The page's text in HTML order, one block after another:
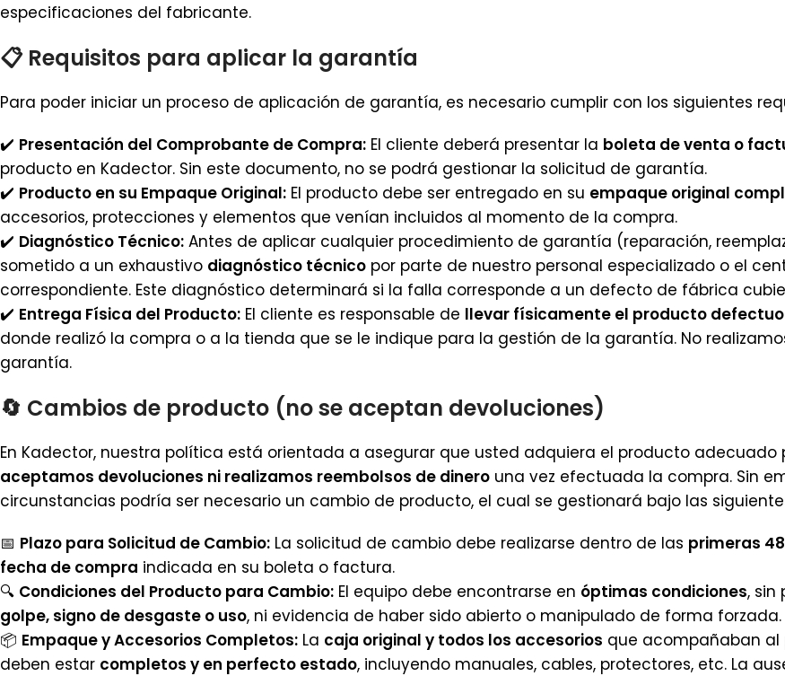
especificaciones del fabricante.
📋 Requisitos para aplicar la garantía
Para poder iniciar un proceso de aplicación de garantía, es necesario cumplir con los siguientes
✔️ Presentación del Comprobante de Compra: El cliente deberá presentar la boleta de venta o
producto en Kadector. Sin este documento, no se podrá gestionar la solicitud de garantía.
✔️ Producto en su Empaque Original: El producto debe ser entregado en su empaque original
accesorios, protecciones y elementos que venían incluidos al momento de la compra.
✔️ Diagnóstico Técnico: Antes de aplicar cualquier procedimiento de garantía (reparación,
sometido a un exhaustivo diagnóstico técnico por parte de nuestro personal especializado o el
correspondiente. Este diagnóstico determinará si la falla corresponde a un defecto de fábrica
✔️ Entrega Física del Producto: El cliente es responsable de llevar físicamente el producto
donde realizó la compra o a la tienda que se le indique para la gestión de la garantía. No
garantía.
🔄 Cambios de producto (no se aceptan devoluciones)
En Kadector, nuestra política está orientada a asegurar que usted adquiera el producto adecuado
aceptamos devoluciones ni realizamos reembolsos de dinero una vez efectuada la compra. Sin
circunstancias podría ser necesario un cambio de producto, el cual se gestionará bajo las
📅 Plazo para Solicitud de Cambio: La solicitud de cambio debe realizarse dentro de las primeras
fecha de compra indicada en su boleta o factura.
🔍 Condiciones del Producto para Cambio: El equipo debe encontrarse en óptimas condiciones, sin
golpe, signo de desgaste o uso, ni evidencia de haber sido abierto o manipulado de forma forzada.
📦 Empaque y Accesorios Completos: La caja original y todos los accesorios que acompañaban
deben estar completos y en perfecto estado, incluyendo manuales, cables, protectores, etc. La